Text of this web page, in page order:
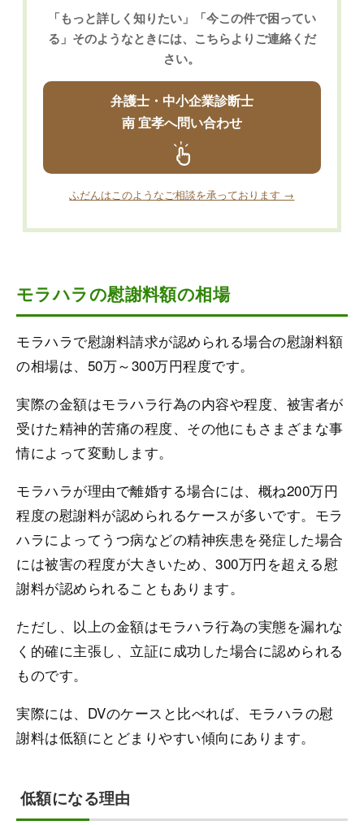
「もっと詳しく知りたい」「今この件で困ってい
る」そのようなときには、こちらよりご連絡くだ
さい。
弁護士・中小企業診断士
南 宜孝へ問い合わせ
ふだんはこのようなご相談を承っております →
モラハラの慰謝料額の相場
モラハラで慰謝料請求が認められる場合の慰謝料額
の相場は、50万～300万円程度です。
実際の金額はモラハラ行為の内容や程度、被害者が
受けた精神的苦痛の程度、その他にもさまざまな事
情によって変動します。
モラハラが理由で離婚する場合には、概ね200万円
程度の慰謝料が認められるケースが多いです。モラ
ハラによってうつ病などの精神疾患を発症した場合
には被害の程度が大きいため、300万円を超える慰
謝料が認められることもあります。
ただし、以上の金額はモラハラ行為の実態を漏れな
く的確に主張し、立証に成功した場合に認められる
ものです。
実際には、DVのケースと比べれば、モラハラの慰
謝料は低額にとどまりやすい傾向にあります。
低額になる理由